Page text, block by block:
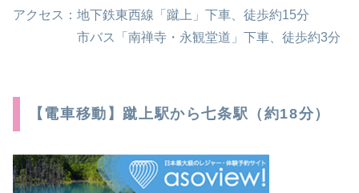
アクセス：地下鉄東西線「蹴上」下車、徒歩約15分
市バス「南禅寺・永観堂道」下車、徒歩約3分
【電車移動】蹴上駅から七条駅（約18分）